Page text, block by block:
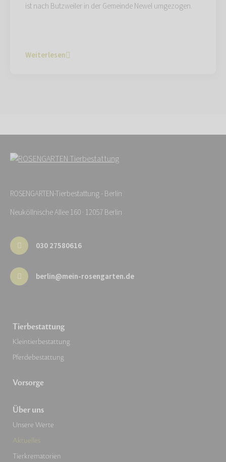
ist nach Butzweiler in der Gemeinde Newel umgezogen.
Weiterlesen
ROSENGARTEN-Tierbestattung - Berlin
Neuköllnische Allee 160 · 12057 Berlin
030 27580616
berlin@mein-rosengarten.de
Tierbestattung
Kleintierbestattung
Pferdebestattung
Vorsorge
Über uns
Unsere Werte
Aktuelles
Tierkrematorien